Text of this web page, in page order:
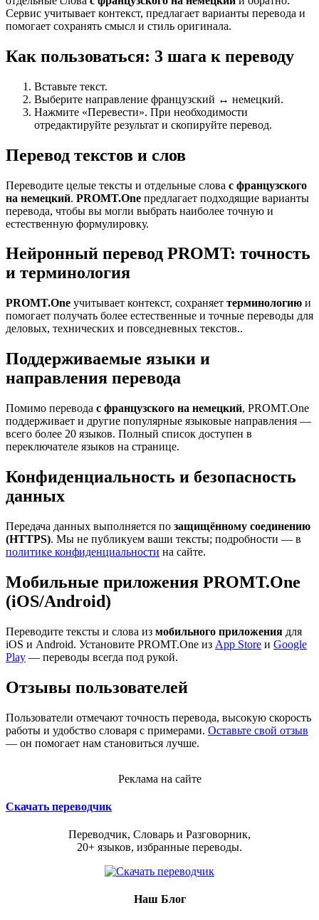
Сервис учитывает контекст, предлагает варианты перевода и
помогает сохранять смысл и стиль оригинала.
Как пользоваться: 3 шага к переводу
Вставьте текст.
Выберите направление французский ↔ немецкий.
Нажмите «Перевести». При необходимости
отредактируйте результат и скопируйте перевод.
Перевод текстов и слов
Переводите целые тексты и отдельные слова с французского
на немецкий. PROMT.One предлагает подходящие варианты
перевода, чтобы вы могли выбрать наиболее точную и
естественную формулировку.
Нейронный перевод PROMT: точность
и терминология
PROMT.One учитывает контекст, сохраняет терминологию и
помогает получать более естественные и точные переводы для
деловых, технических и повседневных текстов..
Поддерживаемые языки и
направления перевода
Помимо перевода с французского на немецкий, PROMT.One
поддерживает и другие популярные языковые направления —
всего более 20 языков. Полный список доступен в
переключателе языков на странице.
Конфиденциальность и безопасность
данных
Передача данных выполняется по защищённому соединению
(HTTPS). Мы не публикуем ваши тексты; подробности — в
политике конфиденциальности на сайте.
Мобильные приложения PROMT.One
(iOS/Android)
Переводите тексты и слова из мобильного приложения для
iOS и Android. Установите PROMT.One из App Store и Google
Play — переводы всегда под рукой.
Отзывы пользователей
Пользователи отмечают точность перевода, высокую скорость
работы и удобство словаря с примерами. Оставьте свой отзыв
— он помогает нам становиться лучше.
Реклама на сайте
Скачать переводчик
Переводчик, Словарь и Разговорник,
20+ языков, избранные переводы.
Наш Блог